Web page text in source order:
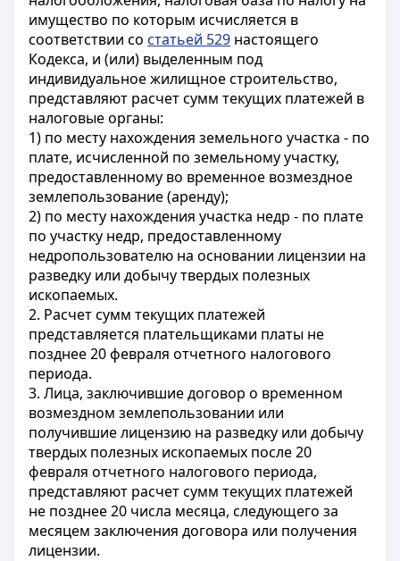
имущество по которым исчисляется в
соответствии со статьей 529 настоящего
Кодекса, и (или) выделенным под
индивидуальное жилищное строительство,
представляют расчет сумм текущих платежей в
налоговые органы:
1) по месту нахождения земельного участка - по
плате, исчисленной по земельному участку,
предоставленному во временное возмездное
землепользование (аренду);
2) по месту нахождения участка недр - по плате
по участку недр, предоставленному
недропользователю на основании лицензии на
разведку или добычу твердых полезных
ископаемых.
2. Расчет сумм текущих платежей
представляется плательщиками платы не
позднее 20 февраля отчетного налогового
периода.
3. Лица, заключившие договор о временном
возмездном землепользовании или
получившие лицензию на разведку или добычу
твердых полезных ископаемых после 20
февраля отчетного налогового периода,
представляют расчет сумм текущих платежей
не позднее 20 числа месяца, следующего за
месяцем заключения договора или получения
лицензии.